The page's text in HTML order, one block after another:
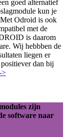
goed alternatief
kun je
Odroid is ook
met de
is daarom
Wij hebbben de
liegen er
dan bij
>
zijn
software naar